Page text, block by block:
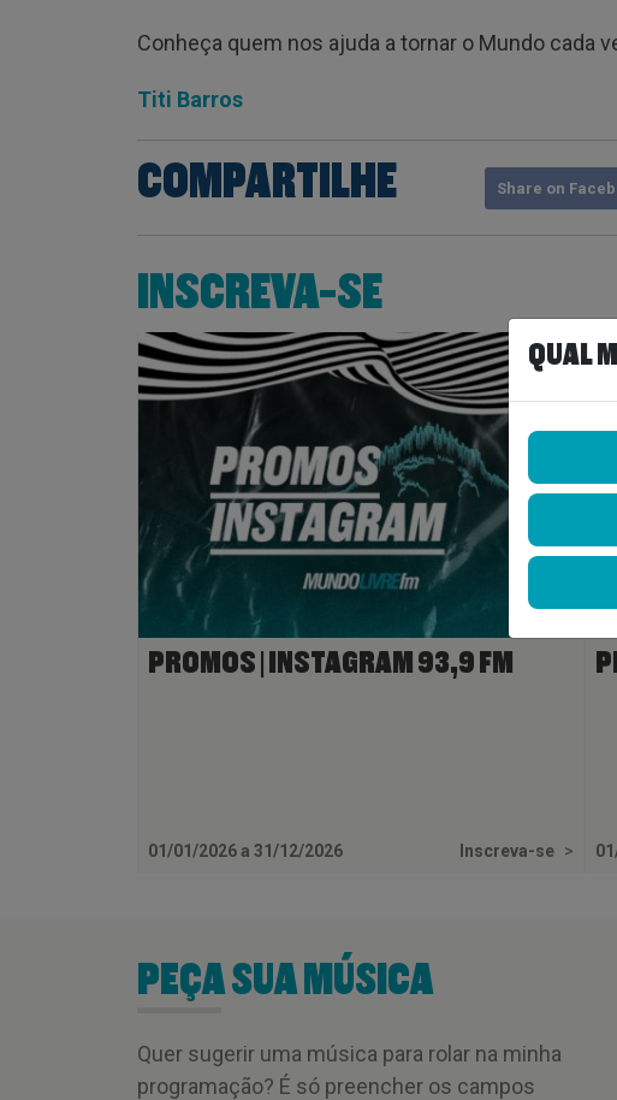
Conheça quem nos ajuda a tornar o Mundo cada
Titi Barros
COMPARTILHE Share on
INSCREVA-SE
PROMOS | INSTAGRAM 93,9 FM
01/01/2026 a 31/12/2026 Inscreva-se >
PEÇA SUA MÚSICA
Quer sugerir uma música para rolar na minha
programação? É só preencher os campos
QUAL